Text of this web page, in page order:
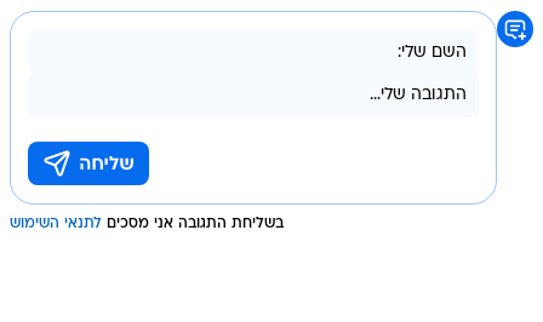
בשליחת התגובה אני מסכים לתנאי השימוש